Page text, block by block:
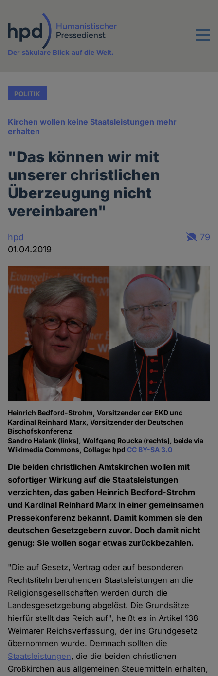
Inhalt
Menu
Der säkulare Blick auf die Welt.
POLITIK
Kirchen wollen keine Staatsleistungen mehr
erhalten
"Das können wir mit
unserer christlichen
Überzeugung nicht
vereinbaren"
hpd
01.04.2019
79
Heinrich Bedford-Strohm, Vorsitzender der EKD und
Kardinal Reinhard Marx, Vorsitzender der Deutschen
Bischofskonferenz
Sandro Halank (links), Wolfgang Roucka (rechts), beide via
Wikimedia Commons, Collage: hpdCC BY-SA 3.0
Die beiden christlichen Amtskirchen wollen mit
sofortiger Wirkung auf die Staatsleistungen
verzichten, das gaben Heinrich Bedford-Strohm
und Kardinal Reinhard Marx in einer gemeinsamen
Pressekonferenz bekannt. Damit kommen sie den
deutschen Gesetzgebern zuvor. Doch damit nicht
genug: Sie wollen sogar etwas zurückbezahlen.
"Die auf Gesetz, Vertrag oder auf besonderen
Rechtstiteln beruhenden Staatsleistungen an die
Religionsgesellschaften werden durch die
Landesgesetzgebung abgelöst. Die Grundsätze
hierfür stellt das Reich auf", heißt es in Artikel 138
Weimarer Reichsverfassung, der ins Grundgesetz
übernommen wurde. Demnach sollten die
Staatsleistungen, die die beiden christlichen
Großkirchen aus allgemeinen Steuermitteln erhalten,